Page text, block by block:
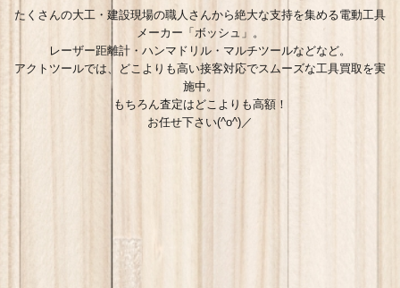
たくさんの大工・建設現場の職人さんから絶大な支持を集める電動工具
メーカー「ボッシュ」。
レーザー距離計・ハンマドリル・マルチツールなどなど。
アクトツールでは、どこよりも高い接客対応でスムーズな工具買取を実
施中。
もちろん査定はどこよりも高額！
お任せ下さい(^o^)／